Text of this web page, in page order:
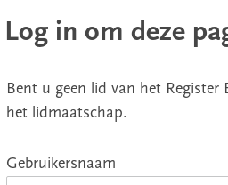
Log in om deze
Bent u geen lid van het Register
het lidmaatschap.
Gebruikersnaam